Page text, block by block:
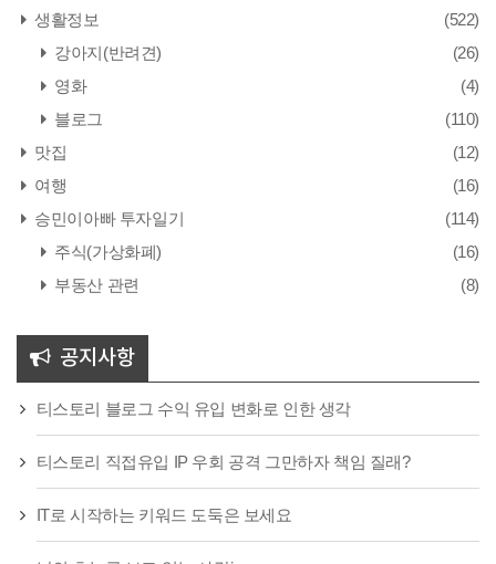
생활정보
(522)
강아지(반려견)
(26)
영화
(4)
블로그
(110)
맛집
(12)
여행
(16)
승민이아빠 투자일기
(114)
주식(가상화폐)
(16)
부동산 관련
(8)
공지사항
티스토리 블로그 수익 유입 변화로 인한 생각
티스토리 직접유입 IP 우회 공격 그만하자 책임 질래?
IT로 시작하는 키워드 도둑은 보세요